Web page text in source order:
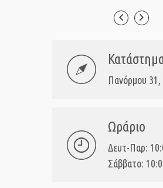
Πανόρμου
Ωράριο
Δευτ-Παρ:
Σάββατο: